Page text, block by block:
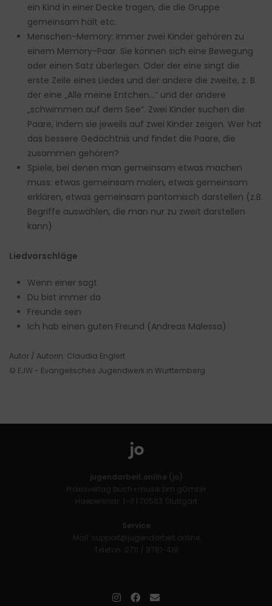
ein Kind in einer Decke tragen, die die Gruppe
gemeinsam hält etc.
Menschen-Memory: Immer zwei Kinder gehören zu
einem Memory-Paar. Sie können sich eine Bewegung
oder einen Satz überlegen. Oder der eine singt die
erste Zeile eines Liedes und der andere die zweite, z. B.
der eine „Alle meine Entchen…“ und der andere
„schwimmen auf dem See“. Zwei Kinder suchen die
Paare, indem sie jeweils auf zwei Kinder zeigen. Wer hat
das bessere Gedächtnis und findet die Paare, die
zusammen gehören?
Spiele, bei denen man gemeinsam etwas machen
muss: etwas gemeinsam malen, etwas gemeinsam
erklären, etwas gemeinsam pantomisch darstellen (z.B.
Begriffe auswählen, die man nur zu zweit darstellen
kann)
Liedvorschläge
Wenn einer sagt
Du bist immer da
Freunde sein
Ich hab einen guten Freund (Andreas Malessa)
Autor / Autorin: Claudia Englert
© EJW - Evangelisches Jugendwerk in Württemberg
jugendarbeit.online (jo)
Praxisverlag buch+musik bm gGmbH
Haeberlinstr. 1–3 | 70563 Stuttgart
Service
Mail: support@jugendarbeit.online
Telefon: 0711 / 9781-419